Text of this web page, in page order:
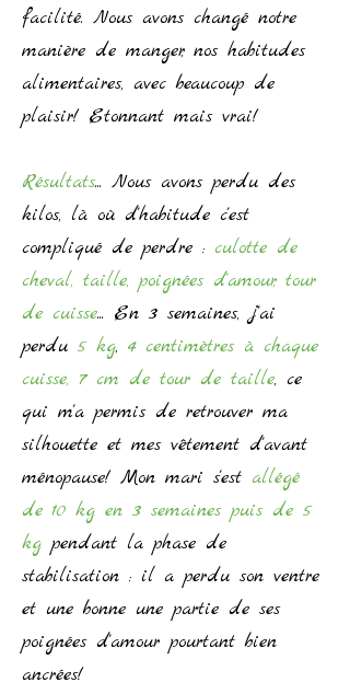
facilité. Nous avons changé notre
manière de manger, nos habitudes
alimentaires, avec beaucoup de
plaisir! Etonnant mais vrai!
Résultats... Nous avons perdu des
kilos, là où d'habitude c'est
compliqué de perdre : culotte de
cheval, taille, poignées d'amour, tour
de cuisse... En 3 semaines, j'ai
perdu 5 kg, 4 centimètres à chaque
cuisse, 7 cm de tour de taille, ce
qui m'a permis de retrouver ma
silhouette et mes vêtement d'avant
ménopause! Mon mari s'est allégé
de 10 kg en 3 semaines puis de 5
kgpendant la phase de
stabilisation : il a perdu son ventre
et une bonne une partie de ses
poignées d'amour pourtant bien
ancrées!